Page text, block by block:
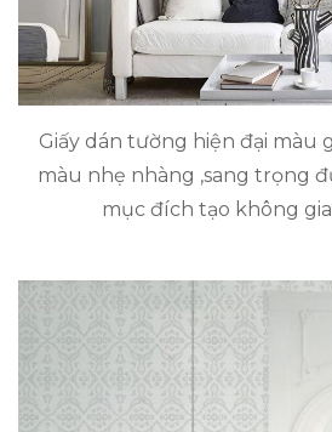
Giấy dán tường hiện đại màu
màu nhẹ nhàng ,sang trọng
mục đích tạo không